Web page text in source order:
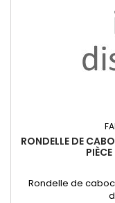
RONDELLE DE
Rondelle de